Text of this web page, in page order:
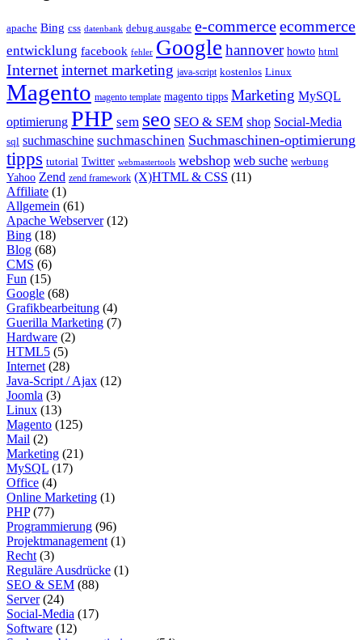
apache Bing css datenbank debug ausgabe e-commerceecommerce
entwicklung facebook fehler Google hannover howto html
Internetinternet marketing java-script kostenlos Linux
Magento magento template magento tipps Marketing MySQL
optimierung PHP sem seo SEO & SEM shop Social-Media
sql suchmaschine suchmaschinen Suchmaschinen-optimierung
tipps tutorial Twitter webmastertools webshop web suche werbung
Yahoo Zend zend framework (X)HTML & CSS (11)
Affiliate (1)
Allgemein (61)
Apache Webserver(12)
Bing (18)
Blog (68)
CMS (6)
Fun (15)
Google (68)
Grafikbearbeitung (4)
Guerilla Marketing (7)
Hardware (2)
HTML5 (5)
Internet (28)
Java-Script / Ajax (12)
Joomla (3)
Linux (13)
Magento (125)
Mail (2)
Marketing (21)
MySQL (17)
Office (4)
Online Marketing (1)
PHP(77)
Programmierung (96)
Projektmanagement (1)
Recht (3)
Reguläre Ausdrücke (1)
SEO & SEM (88)
Server(24)
Social-Media (17)
Software (12)